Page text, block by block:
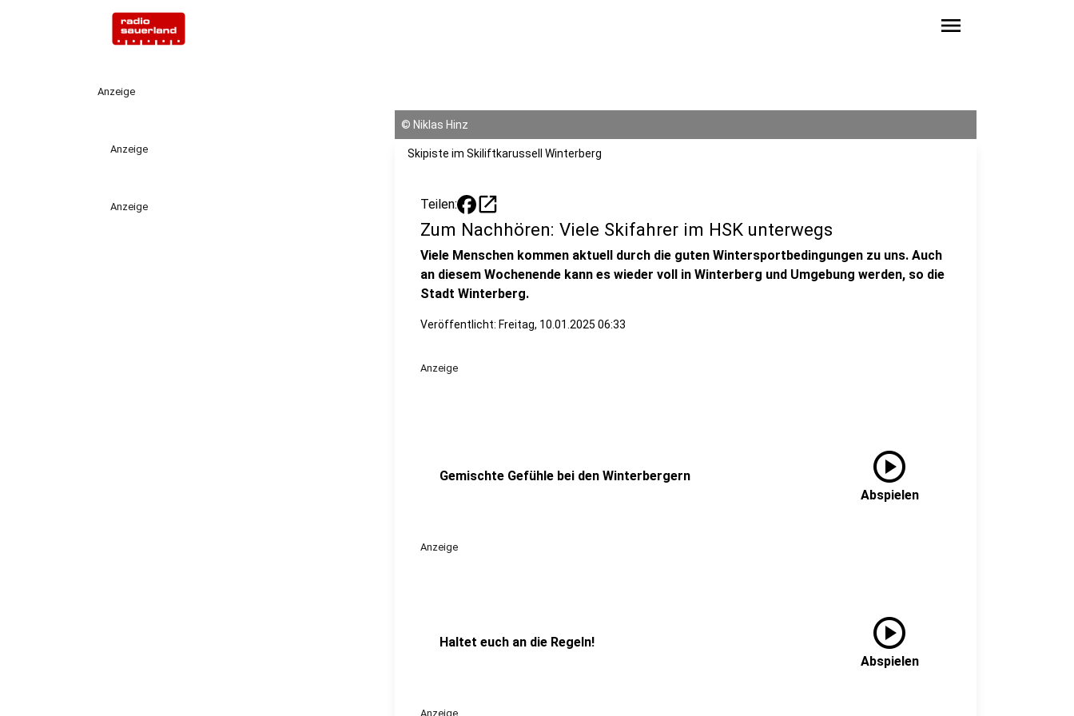
menu
Anzeige
Anzeige
Anzeige
© Niklas Hinz
Skipiste im Skiliftkarussell Winterberg
Teilen: open_in_new
Zum Nachhören: Viele Skifahrer im HSK unterwegs
Viele Menschen kommen aktuell durch die guten Wintersportbedingungen zu uns. Auch
an diesem Wochenende kann es wieder voll in Winterberg und Umgebung werden, so die
Stadt Winterberg.
Veröffentlicht: Freitag, 10.01.2025 06:33
Anzeige
Gemischte Gefühle bei den Winterbergern play_circle
Abspielen
Anzeige
Haltet euch an die Regeln! play_circle
Abspielen
Anzeige